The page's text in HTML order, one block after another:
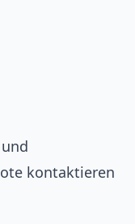
kontaktieren